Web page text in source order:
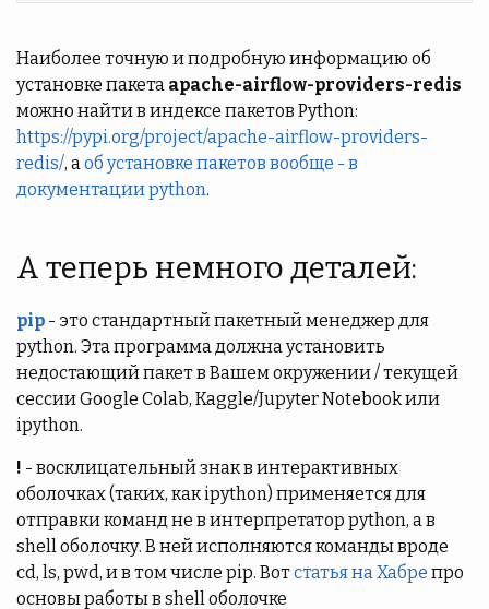
Наиболее точную и подробную информацию об
установке пакета apache-airflow-providers-redis
можно найти в индексе пакетов Python:
https://pypi.org/project/apache-airflow-providers-
redis/, аоб установке пакетов вообще - в
документации python.
А теперь немного деталей:
pip - это стандартный пакетный менеджер для
python. Эта программа должна установить
недостающий пакет в Вашем окружении / текущей
сессии Google Colab, Kaggle/Jupyter Notebook или
ipython.
! - восклицательный знак в интерактивных
оболочках (таких, как ipython) применяется для
отправки команд не в интерпретатор python, а в
shell оболочку. В ней исполняются команды вроде
cd, ls, pwd, и в том числе pip. Вотстатья на Хабре про
основы работы в shell оболочке